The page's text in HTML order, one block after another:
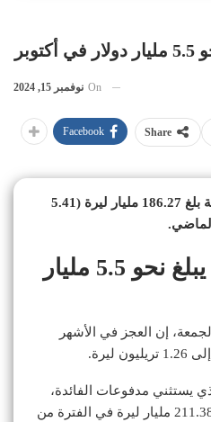
On نوفمبر 15, 2024
Share
Facebook
سجلت تركيا عجزا في الميزانية بلغ 186.27 مليار ليرة (5.41
عجز ميزانية تركيا يبلغ نحو 5.5 مليار
إن العجز في الأشهر
يستثني مدفوعات الفائدة،
50.05 مليار ليرة في أكتوبر، و211.38 مليار ليرة في الفترة من